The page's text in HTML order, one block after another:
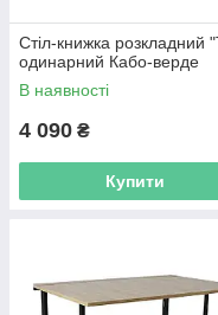
Стіл-книжка розкладний
одинарний Кабо-верде
В наявності
4 090 ₴
Купити